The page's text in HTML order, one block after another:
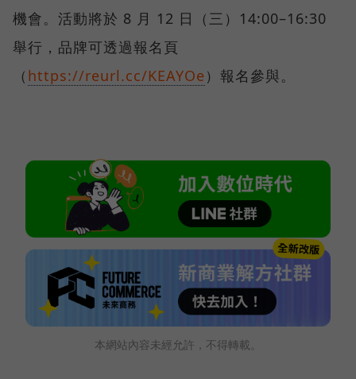
機會。活動將於 8 月 12 日（三）14:00–16:30
舉行，品牌可透過報名頁
（ https://reurl.cc/KEAYOe ）報名參與。
本網站內容未經允許，不得轉載。